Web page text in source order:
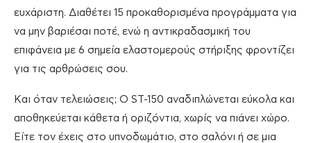
ευχάριστη. Διαθέτει 15 προκαθορισμένα προγράμματα για
να μην βαριέσαι ποτέ, ενώ η αντικραδασμική του
επιφάνεια με 6 σημεία ελαστομερούς στήριξης φροντίζει
για τις αρθρώσεις σου.
Και όταν τελειώσεις; Ο ST-150 αναδιπλώνεται εύκολα και
αποθηκεύεται κάθετα ή οριζόντια, χωρίς να πιάνει χώρο.
Είτε τον έχεις στο υπνοδωμάτιο, στο σαλόνι ή σε μια